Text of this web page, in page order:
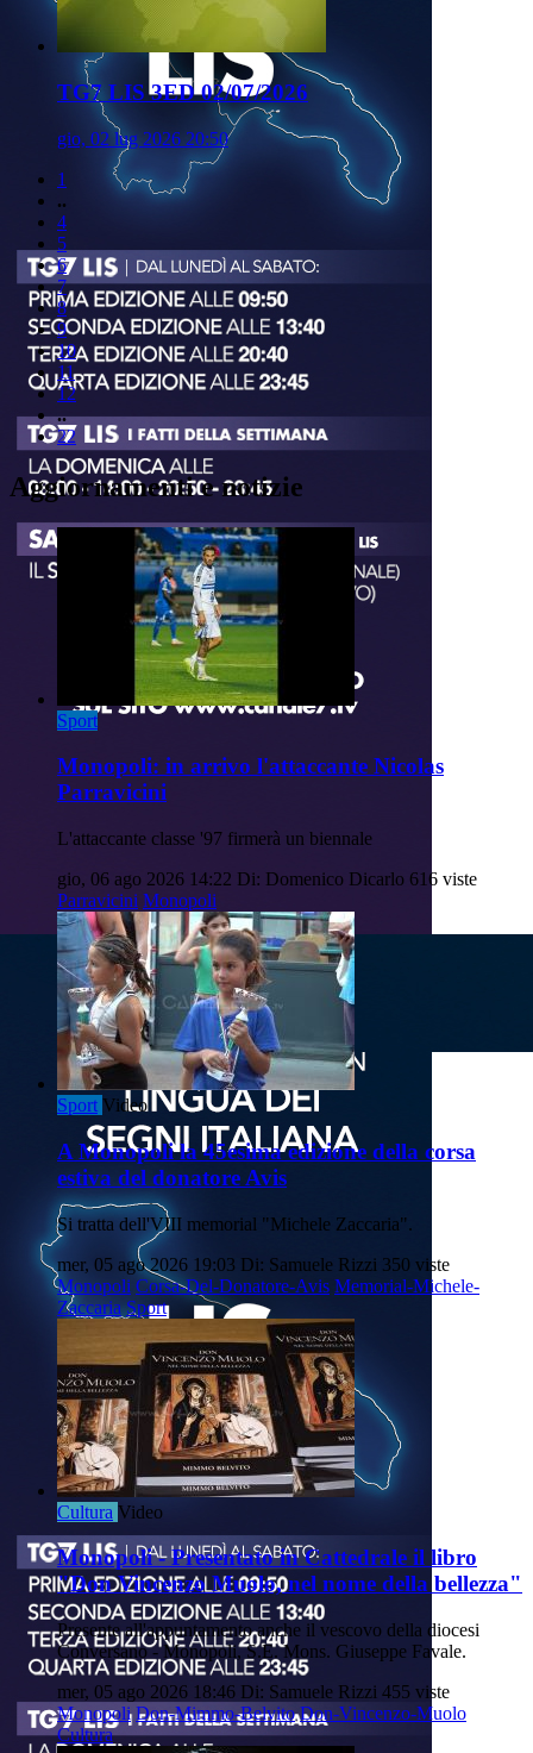
TG7 LIS 3ED 02/07/2026
gio, 02 lug 2026 20:50
1
..
4
5
6
7
8
9
10
11
12
..
22
Aggiornamenti e notizie
Sport
Monopoli: in arrivo l'attaccante Nicolas
Parravicini
L'attaccante classe '97 firmerà un biennale
gio, 06 ago 2026 14:22 Di: Domenico Dicarlo 616 viste
Parravicini Monopoli
Sport Video
A Monopoli la 45esima edizione della corsa
estiva del donatore Avis
Si tratta dell'VIII memorial "Michele Zaccaria".
mer, 05 ago 2026 19:03 Di: Samuele Rizzi 350 viste
Monopoli Corsa-Del-Donatore-Avis Memorial-Michele-
Zaccaria Sport
Cultura Video
Monopoli - Presentato in Cattedrale il libro
"Don Vincenzo Muolo, nel nome della bellezza"
Presente all'appuntamento anche il vescovo della diocesi
Conversano - Monopoli, S.E. Mons. Giuseppe Favale.
mer, 05 ago 2026 18:46 Di: Samuele Rizzi 455 viste
Monopoli Don-Mimmo-Belvito Don-Vincenzo-Muolo
Cultura